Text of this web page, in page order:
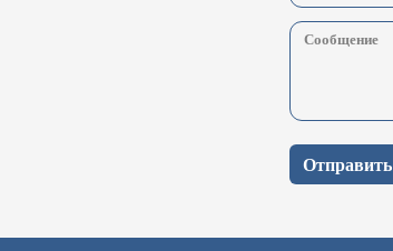
Отправить